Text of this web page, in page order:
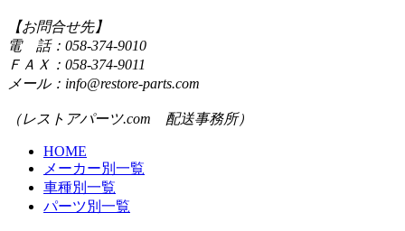
【お問合せ先】
電 話：058-374-9010
ＦＡＸ：058-374-9011
メール：info@restore-parts.com
（レストアパーツ.com 配送事務所）
HOME
メーカー別一覧
車種別一覧
パーツ別一覧